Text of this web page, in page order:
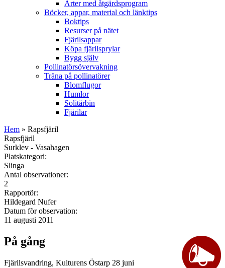
Arter med åtgärdsprogram
Böcker, appar, material och länktips
Boktips
Resurser på nätet
Fjärilsappar
Köpa fjärilsprylar
Bygg själv
Pollinatörsövervakning
Träna på pollinatörer
Blomflugor
Humlor
Solitärbin
Fjärilar
Hem » Rapsfjäril
Rapsfjäril
Surklev - Vasahagen
Platskategori:
Slinga
Antal observationer:
2
Rapportör:
Hildegard Nufer
Datum för observation:
11 augusti 2011
På gång
Fjärilsvandring, Kulturens Östarp 28 juni